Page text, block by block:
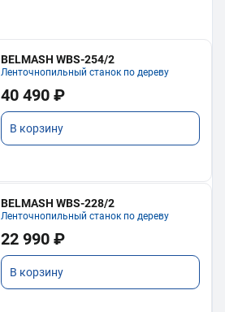
BELMASH WBS-254/2
Ленточнопильный станок по дереву
40 490 ₽
В корзину
BELMASH WBS-228/2
Ленточнопильный станок по дереву
22 990 ₽
В корзину